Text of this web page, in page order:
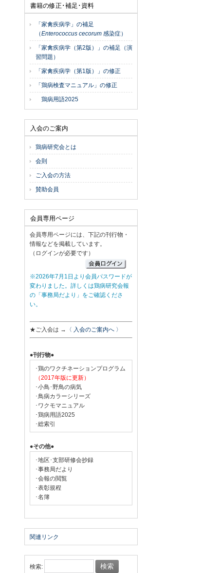
書籍の修正･補足･資料
「家禽疾病学」の補足
（Enterococcus cecorum 感染症）
「家禽疾病学（第2版）」の補足（演
習問題）
「家禽疾病学（第1版）」の修正
「鶏病検査マニュアル」の修正
鶏病用語2025
入会のご案内
鶏病研究会とは
会則
ご入会の方法
賛助会員
会員専用ページ
会員専用ページには、下記の刊行物・
情報などを掲載しています。
（ログインが必要です）
※2026年7月1日より会員パスワードが
変わりました。詳しくは鶏病研究会報
の「事務局だより」をご確認くださ
い。
★ご入会は → 〈 入会のご案内へ 〉
●刊行物●
･鶏のワクチネーションプログラム
（2017年版に更新）
･小鳥･野鳥の病気
･鳥病カラーシリーズ
･ワクモマニュアル
･鶏病用語2025
･総索引
●その他●
･地区･支部研修会抄録
･事務局だより
･会報の閲覧
･表彰規程
･名簿
関連リンク
検索: